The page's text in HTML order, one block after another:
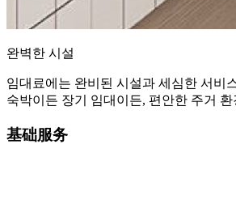
완벽한 시설
임대료에는 완비된 시설과 세심한 서비
숙박이든 장기 임대이든, 편안한 주거
基础服务